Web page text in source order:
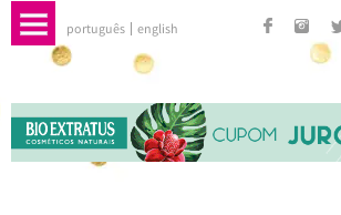
português english